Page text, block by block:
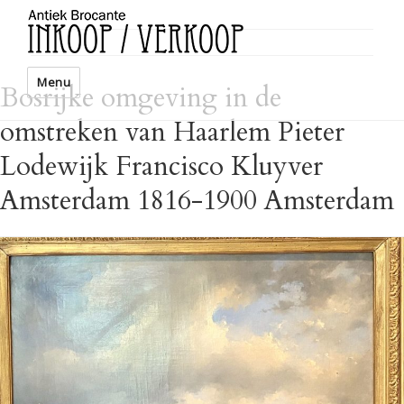
Menu
Bosrijke omgeving in de
omstreken van Haarlem Pieter
Lodewijk Francisco Kluyver
Amsterdam 1816-1900 Amsterdam